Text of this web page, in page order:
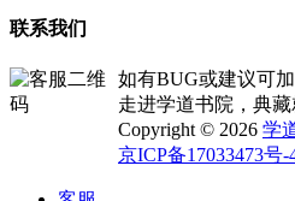
联系我们
如有BUG或建议可
走进学道书院，典藏
Copyright © 2026 学
京ICP备17033473号-